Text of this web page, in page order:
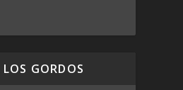
GORDOS